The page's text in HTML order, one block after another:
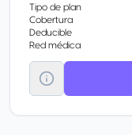
Tipo de plan
Cobertura
Deducible
Red médica